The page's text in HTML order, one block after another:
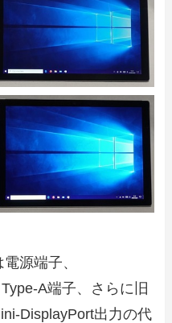
源端子、
A端子、さらに旧
DisplayPort出力の代